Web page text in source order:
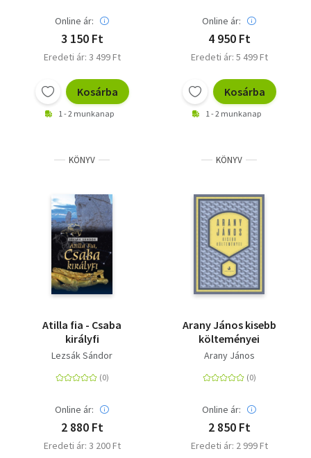
Online ár:
3 150 Ft
Eredeti ár: 3 499 Ft
Kosárba
1 - 2 munkanap
Online ár:
4 950 Ft
Eredeti ár: 5 499 Ft
Kosárba
1 - 2 munkanap
KÖNYV
Atilla fia - Csaba
királyfi
Lezsák Sándor
Online ár:
2 880 Ft
Eredeti ár: 3 200 Ft
KÖNYV
Arany János kisebb
költeményei
Arany János
Online ár:
2 850 Ft
Eredeti ár: 2 999 Ft